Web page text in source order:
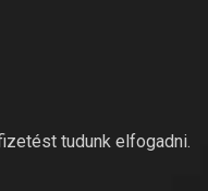
tudunk elfogadni.